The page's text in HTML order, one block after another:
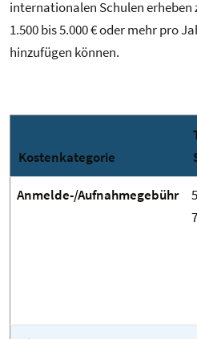
internationalen Schulen erheben
1.500 bis 5.000 € oder mehr pro
hinzufügen können.
Kostenkategorie
Anmelde-/Aufnahmegebühr